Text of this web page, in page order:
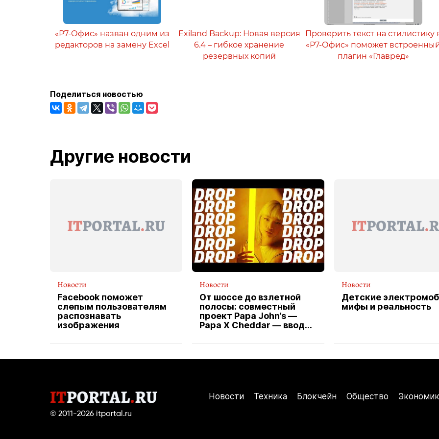
«Р7-Офис» назван одним из
редакторов на замену Excel
Exiland Backup: Новая версия
6.4 – гибкое хранение
резервных копий
Проверить текст на стилистику
«Р7-Офис» поможет
плагин «Главред»
Поделиться новостью
Другие новости
Новости
Facebook поможет
слепым пользователям
распознавать
изображения
Новости
От шоссе до взлетной
полосы: совместный
проект Papa John’s —
Papa X Cheddar — вводит
водителя службы
Новости
Детские
мифы и реальность
© 2011-2026 itportal.ru
Новости Техника Блокчейн Общество